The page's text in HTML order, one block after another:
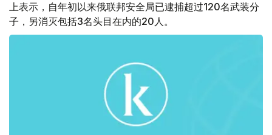
上表示，自年初以来俄联邦安全局已逮捕超过120名武装分
子，另消灭包括3名头目在内的20人。